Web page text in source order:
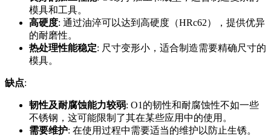
模具和工具。
高硬度: 通过油淬可以达到高硬度（HRc62），提供优异
的耐磨性。
热处理性能稳定: 尺寸变形小，适合制造需要精确尺寸的
模具。
缺点:
韧性及耐腐蚀能力较弱: O1的韧性和耐腐蚀性不如一些
不锈钢，这可能限制了其在某些应用中的使用。
需要维护: 在使用过程中需要适当的维护以防止生锈。